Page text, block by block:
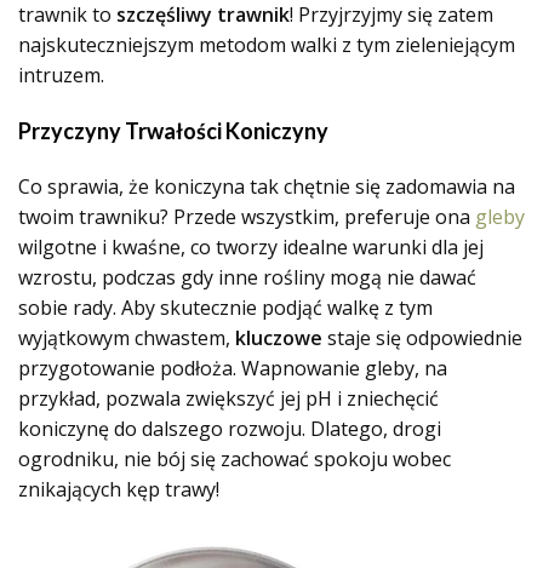
trawnik to szczęśliwy trawnik! Przyjrzyjmy się zatem
najskuteczniejszym metodom walki z tym zieleniejącym
intruzem.
Przyczyny Trwałości Koniczyny
Co sprawia, że koniczyna tak chętnie się zadomawia na
twoim trawniku? Przede wszystkim, preferuje ona gleby
wilgotne i kwaśne, co tworzy idealne warunki dla jej
wzrostu, podczas gdy inne rośliny mogą nie dawać
sobie rady. Aby skutecznie podjąć walkę z tym
wyjątkowym chwastem, kluczowe staje się odpowiednie
przygotowanie podłoża. Wapnowanie gleby, na
przykład, pozwala zwiększyć jej pH i zniechęcić
koniczynę do dalszego rozwoju. Dlatego, drogi
ogrodniku, nie bój się zachować spokoju wobec
znikających kęp trawy!